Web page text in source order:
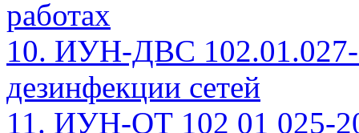
работах
10. ИУН-ДВС 102.01.027-
дезинфекции сетей
11. ИУН-ОТ 102 01 025-